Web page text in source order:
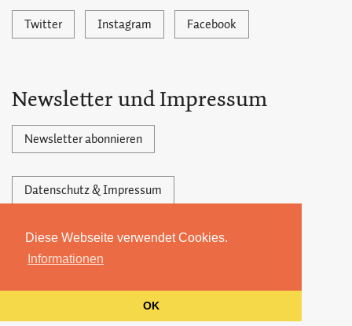
Diese Webseite verwendet Cookies.
Informationen
OK
Twitter Instagram Facebook
Newsletter und Impressum
Newsletter abonnieren
Datenschutz & Impressum
Powered by Ghost,